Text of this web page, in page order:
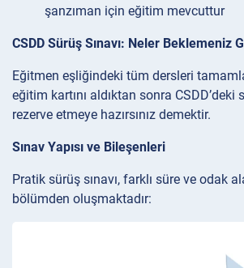
şanzıman için eğitim mevcuttur
CSDD Sürüş Sınavı: Neler Beklemeniz
Eğitmen eşliğindeki tüm dersleri
eğitim kartını aldıktan sonra CSDD’deki
rezerve etmeye hazırsınız demektir.
Sınav Yapısı ve Bileşenleri
Pratik sürüş sınavı, farklı süre ve odak
bölümden oluşmaktadır: